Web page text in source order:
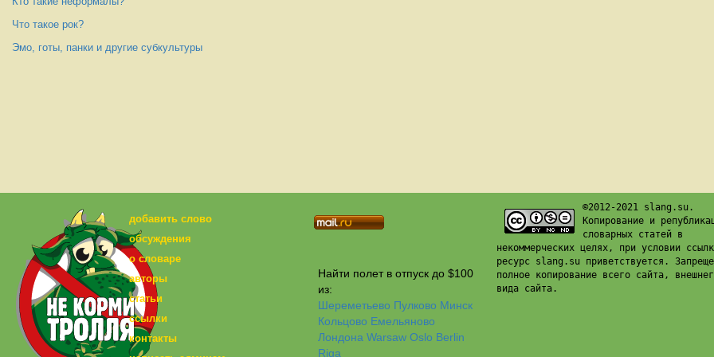
Что такое рок?
Эмо, готы, панки и другие субкультуры
добавить слово
обсуждения
о словаре
авторы
статьи
ссылки
контакты
Найти полет в отпуск до $100
из:
Шереметьево Пулково Минск
Кольцово Емельяново
Лондона Warsaw Oslo Berlin
Riga
©2012-2021 slang.su.
Копирование и
словарных статей в
некоммерческих целях, при условии
ресурс slang.su приветствуется.
полное копирование всего сайта,
вида сайта.